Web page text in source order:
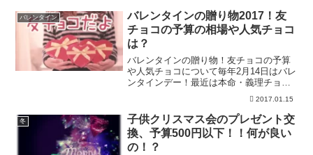
ようかというのは悩みどころです。職場
の恒例行事になっている所...
バレンタイン
バレンタインの贈り物2017！友
チョコの予算の相場や人気チョコ
は？
バレンタインの贈り物！友チョコの予算
や人気チョコについて毎年2月14日はバレ
ンタインデー！最近は本命・義理チョコ
に加え、友チョコや自分チョコなど多様
化していますね。恋人へのチョコレート
のプレゼントはもちろん、友達どうしの
友チョコ交換はもはや...
2017.01.15
冬
子供クリスマス会のプレゼント交
換、予算500円以下！！何が良い
の！？